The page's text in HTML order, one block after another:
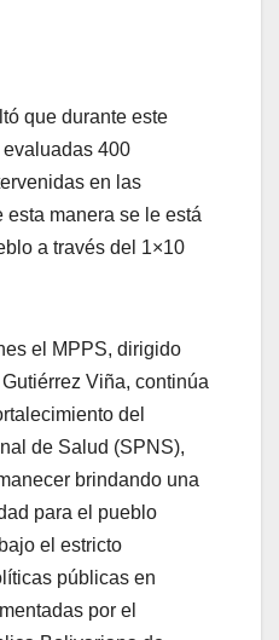
que durante este
400
en las
esta manera se le está
a través del 1×10
el MPPS, dirigido
Viña, continúa
del
de Salud (SPNS),
brindando una
para el pueblo
el estricto
públicas en
por el